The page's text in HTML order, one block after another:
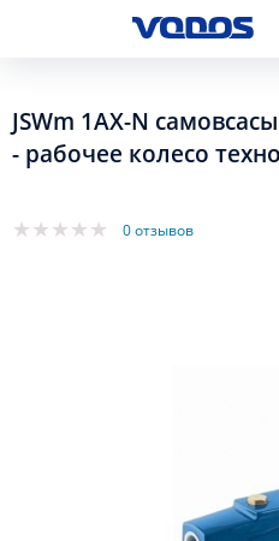
JSWm 1AX-N
- рабочее колесо
0 отзывов